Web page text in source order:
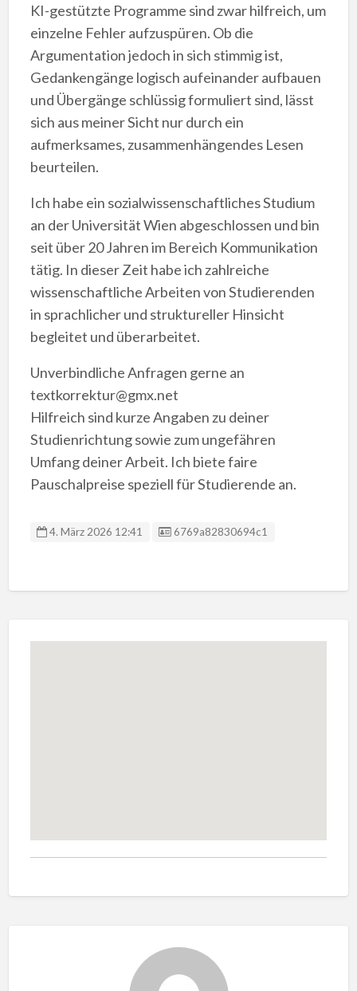
KI-gestützte Programme sind zwar hilfreich, um
einzelne Fehler aufzuspüren. Ob die
Argumentation jedoch in sich stimmig ist,
Gedankengänge logisch aufeinander aufbauen
und Übergänge schlüssig formuliert sind, lässt
sich aus meiner Sicht nur durch ein
aufmerksames, zusammenhängendes Lesen
beurteilen.
Ich habe ein sozialwissenschaftliches Studium
an der Universität Wien abgeschlossen und bin
seit über 20 Jahren im Bereich Kommunikation
tätig. In dieser Zeit habe ich zahlreiche
wissenschaftliche Arbeiten von Studierenden
in sprachlicher und struktureller Hinsicht
begleitet und überarbeitet.
Unverbindliche Anfragen gerne an
textkorrektur@gmx.net
Hilfreich sind kurze Angaben zu deiner
Studienrichtung sowie zum ungefähren
Umfang deiner Arbeit. Ich biete faire
Pauschalpreise speziell für Studierende an.
4. März 2026 12:41 Anzeigen ID:
6769a82830694c1